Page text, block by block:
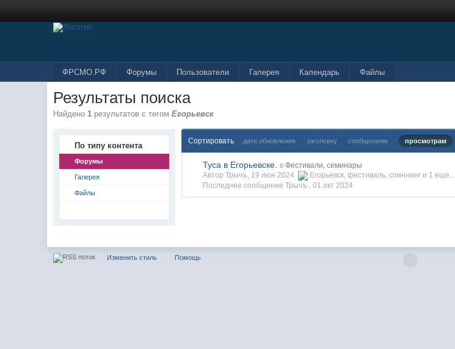
ФРСМО.РФ Форумы Пользователи Галерея Календарь Файлы
Результаты поиска
Найдено1 результатов с тегомЕгорьевск
По типу контента
Форумы
Галерея
Файлы
Сортировать дате обновления заголовку сообщениям просмотрам
Туса в Егорьевске. в Фестивали, семинары
Автор Трычъ, 19 июн 2024
Егорьевск,фестиваль,спиннинг и 1 еще...
Последнее сообщение Трычъ ,01 окт 2024
Изменить стиль Помощь